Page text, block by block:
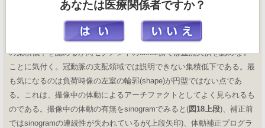
負荷時像の左室の輪郭(shape)が円型でないことと、mid～distalの
anteroseptumに血流欠損が、すぐ目につく。安静時像の左室はほぼ円型
であることと、負荷時像ではbaseのanterolateralやinferoseptumに軽度
の集積低下を認めるが同セグメントのdistal側では血流欠損を認めない
ことに気付く。冠動脈の支配領域では説明できない集積低下である。最
も気になるのは負荷時像の左室の輪郭(shape)が円型ではない点であ
る。これは、撮像中の体動によるアーチファクトとしてよく見られるも
のである。撮像中の体動の有無をsinogramでみると(図18上段)、補正前
ではsinogramの連続性が失われているが(上段矢印)、体動補正プログラ
あなたは医療関係者ですか？